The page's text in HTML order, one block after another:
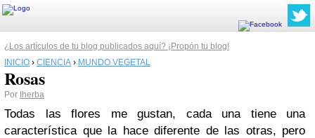
¿Los artículos de tu blog publicados aquí? ¡Propón tu blog!
INICIO › CIENCIA › MUNDO VEGETAL
Rosas
Por Iherba
Todas las flores me gustan, cada una tiene una
característica que la hace diferente de las otras, pero